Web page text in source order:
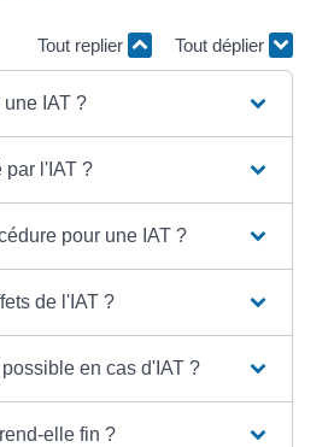
Tout replier Tout déplier
IAT ?
par l'IAT ?
pour une IAT ?
de l'IAT ?
en cas d'IAT ?
elle fin ?